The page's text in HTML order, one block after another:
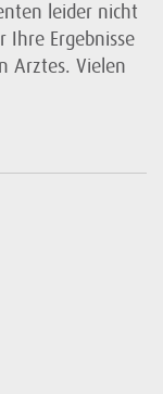
leider nicht
Ihre Ergebnisse
Arztes. Vielen